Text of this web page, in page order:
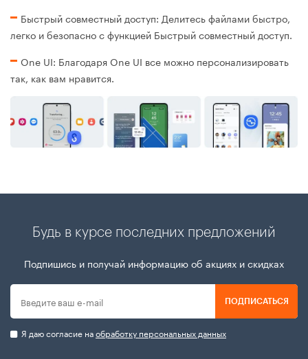
Быстрый совместный доступ: Делитесь файлами быстро,
легко и безопасно с функцией Быстрый совместный доступ.
One UI: Благодаря One UI все можно персонализировать
так, как вам нравится.
Будь в курсе последних предложений
Подпишись и получай информацию об акциях и скидках
ПОДПИСАТЬСЯ
Я даю согласие наобработку персональных данных